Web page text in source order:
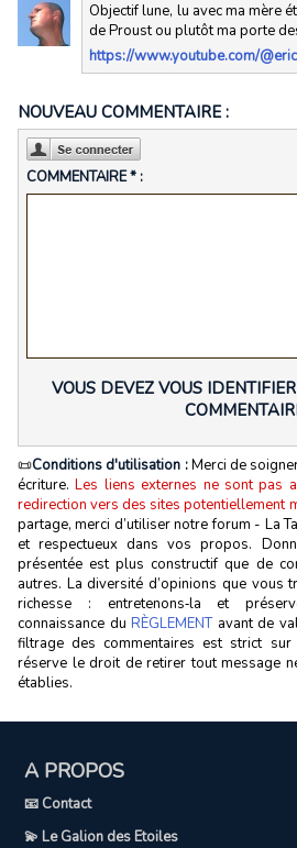
Objectif lune, lu avec ma mère
de Proust ou plutôt ma porte
https://www.youtube.com/
NOUVEAU COMMENTAIRE :
COMMENTAIRE * :
VOUS DEVEZ VOUS
📜Conditions d'utilisation :Merci de
écriture.Les liens externes ne sont pas
redirection vers des sites potentiellement
partage, merci d’utiliser notre forum - La
et respectueux dans vos propos.
présentée est plus constructif que de
autres. La diversité d’opinions que vous
richesse : entretenons‑la et
connaissance du RÈGLEMENTavant de
filtrage des commentaires est strict
réserve le droit de retirer tout message
établies.
A PROPOS
📧 Contact
💫 Le Galion des Etoiles